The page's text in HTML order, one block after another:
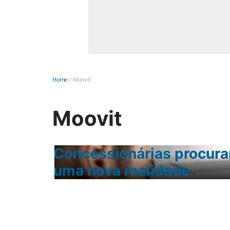
Home / Moovit
Moovit
Concessionárias
uma nova realidade